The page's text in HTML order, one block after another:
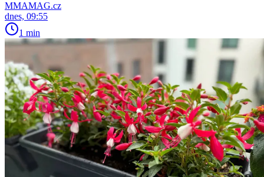
MMAMAG.cz
dnes, 09:55
1 min